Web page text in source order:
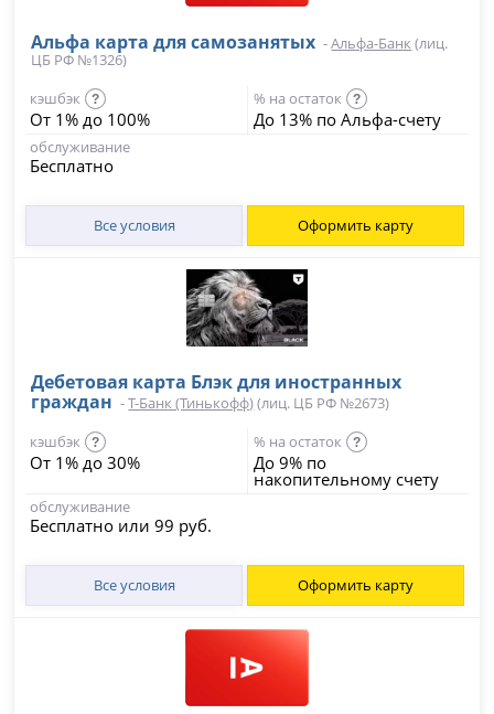
Альфа карта для самозанятых -Альфа-Банк (лиц.
ЦБ РФ №1326)
кэшбэк
?
От 1% до 100%
% на остаток ?
До 13% по Альфа-счету
обслуживание
Бесплатно
Все условия Оформить карту
Дебетовая карта Блэк для иностранных
граждан -Т-Банк (Тинькофф)(лиц. ЦБ РФ №2673)
кэшбэк
?
От 1% до 30%
% на остаток ?
До 9% по
накопительному счету
обслуживание
Бесплатно или 99 руб.
Все условия Оформить карту